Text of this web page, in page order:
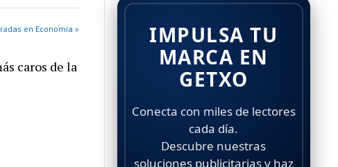
en Economia »
caros de la
IMPULSA TU
MARCA EN
GETXO
Conecta con miles de lectores
cada día.
Descubre nuestras
soluciones publicitarias y haz